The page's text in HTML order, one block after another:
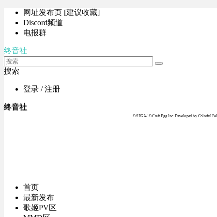
网址发布页 [建议收藏]
Discord频道
电报群
终音社
搜索
登录 / 注册
终音社
© SEGA / © Craft Egg Inc. Developed by Colorful
首页
最新发布
歌姬PV区